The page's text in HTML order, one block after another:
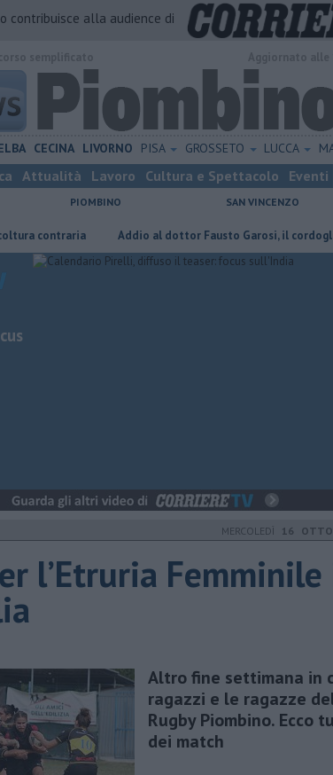
contribuisce alla audience di
CECINA LIVORNO PISA GROSSETO LUCCA
Attualità Lavoro Cultura e Spettacolo Eventi
PIOMBINO SAN VINCENZO
Addio al dottor Fausto Garosi, il cordoglio
MERCOLEDÌ 16
l’Etruria Femminile
Altro fine settimana in
ragazzi e le ragazze
Rugby Piombino. Ecco
dei match